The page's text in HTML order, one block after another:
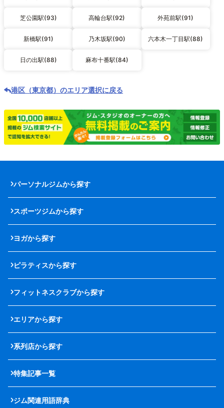
芝公園駅(93) 高輪台駅(92) 外苑前駅(91)
新橋駅(91) 乃木坂駅(90) 六本木一丁目駅(88)
日の出駅(88) 麻布十番駅(84)
港区（東京都）のエリア選択に戻る
パーソナルジムから探す
スポーツジムから探す
ヨガから探す
ピラティスから探す
フィットネスクラブから探す
エリアから探す
系列店から探す
特集記事一覧
ジム関連用語辞典